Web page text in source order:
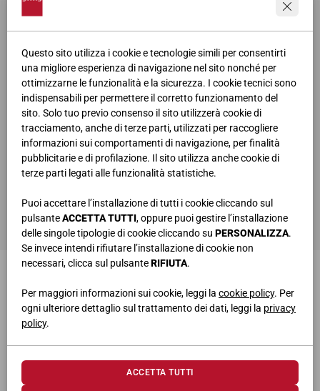
Questo sito utilizza i cookie e tecnologie simili per consentirti
una migliore esperienza di navigazione nel sito nonché per
ottimizzarne le funzionalità e la sicurezza. I cookie tecnici sono
indispensabili per permettere il corretto funzionamento del
sito. Solo tuo previo consenso il sito utilizzerà cookie di
tracciamento, anche di terze parti, utilizzati per raccogliere
informazioni sui comportamenti di navigazione, per finalità
pubblicitarie e di profilazione. Il sito utilizza anche cookie di
terze parti legati alle funzionalità statistiche.
Puoi accettare l’installazione di tutti i cookie cliccando sul
pulsanteACCETTA TUTTI, oppure puoi gestire l’installazione
delle singole tipologie di cookie cliccando su PERSONALIZZA.
Se invece intendi rifiutare l’installazione di cookie non
necessari, clicca sul pulsanteRIFIUTA.
Per maggiori informazioni sui cookie, leggi la cookie policy. Per
ogni ulteriore dettaglio sul trattamento dei dati, leggi la privacy
policy.
ACCETTA TUTTI
ho letto e compreso la privacy policy
INVIA